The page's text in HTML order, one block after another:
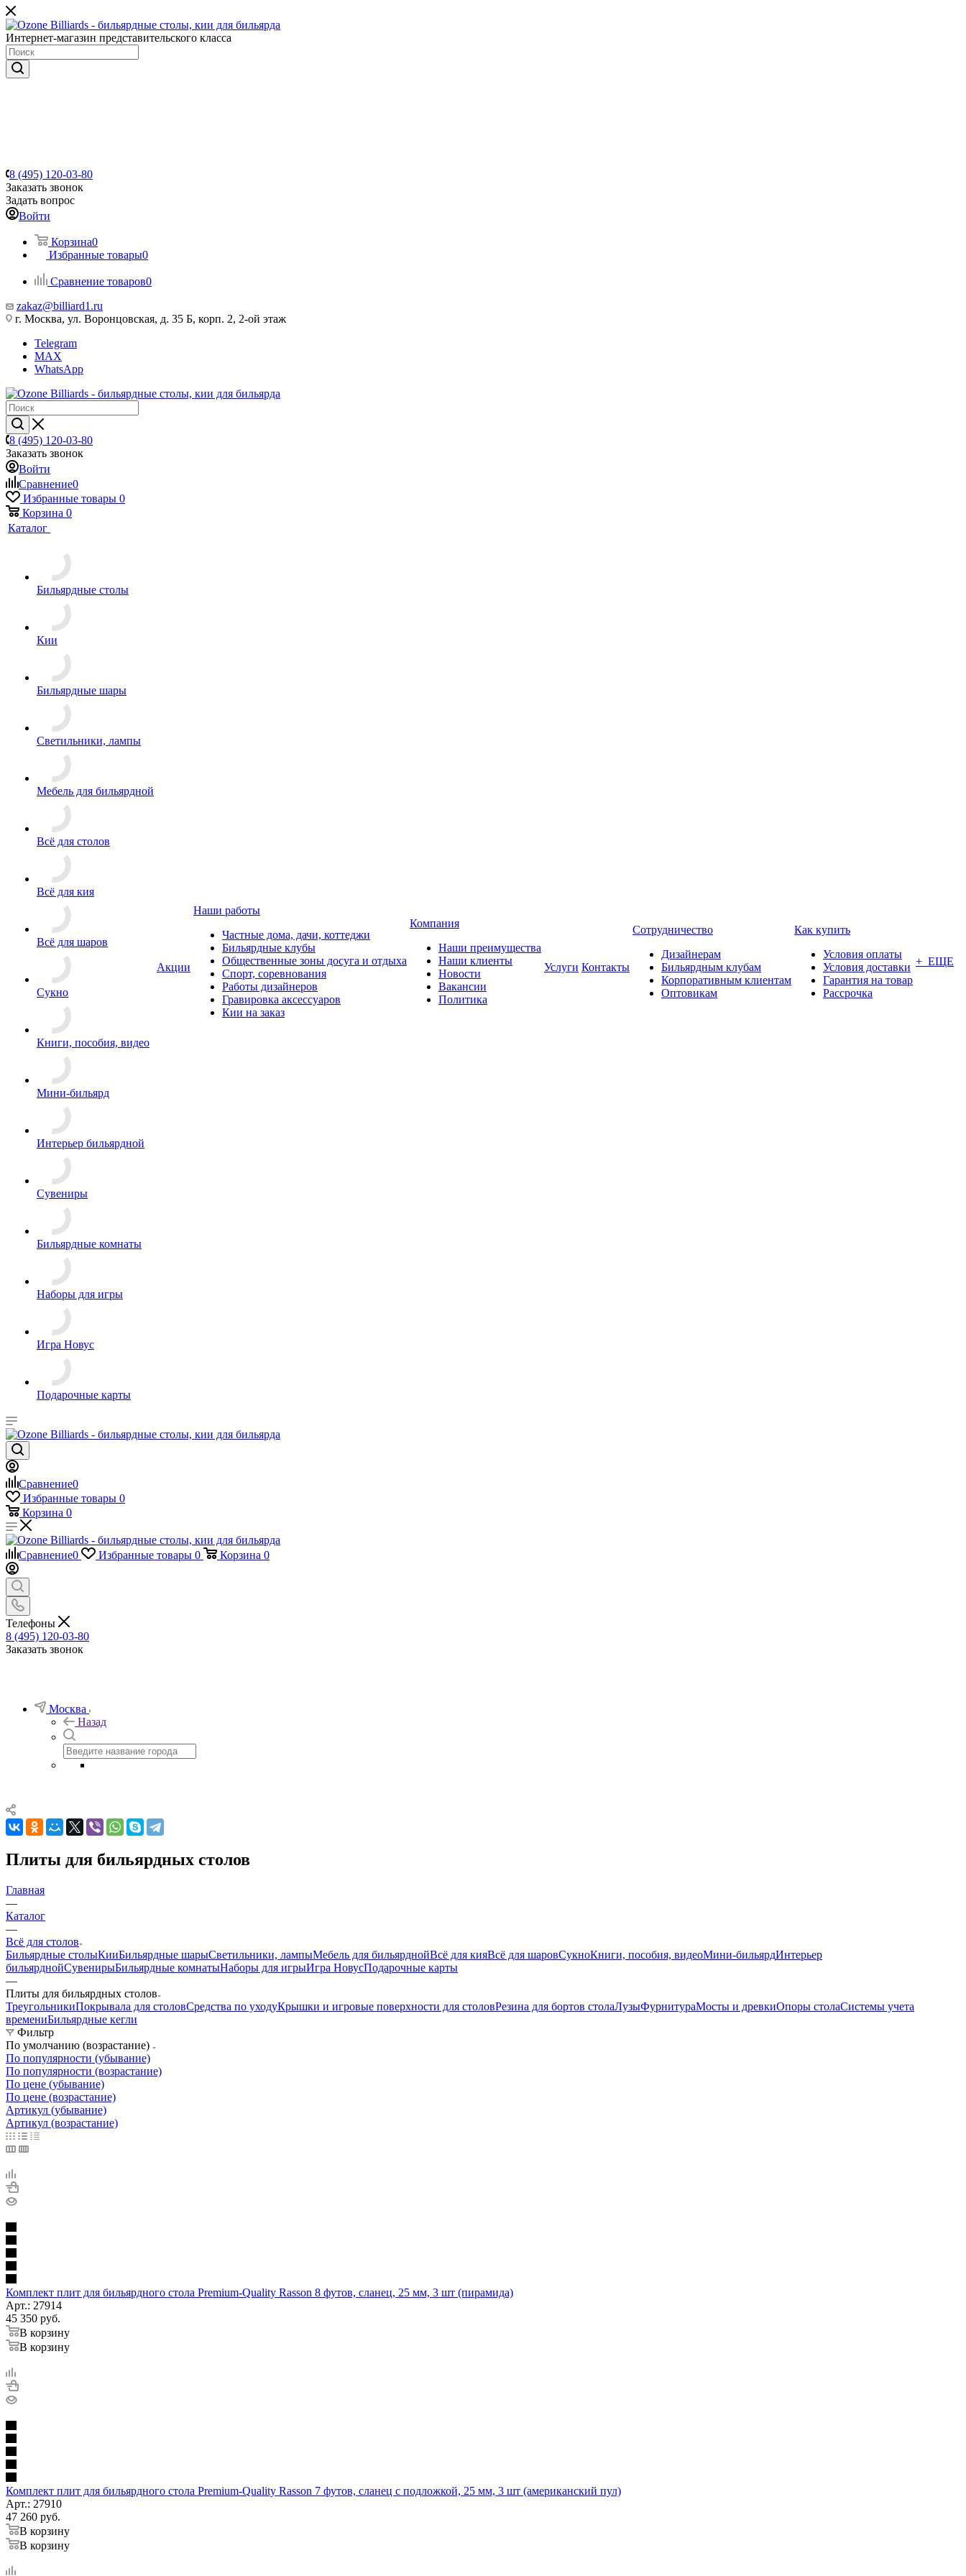
Интернет-магазин представительского класса
8 (495) 120-03-80
Заказать звонок
Задать вопрос
Войти
Корзина0
Избранные товары0
Сравнение товаров0
zakaz@billiard1.ru
г. Москва, ул. Воронцовская, д. 35 Б, корп. 2, 2-ой этаж
Telegram
MAX
WhatsApp
8 (495) 120-03-80
Заказать звонок
Войти
Сравнение0
Избранные товары 0
Корзина 0
Каталог
Бильярдные столы
Кии
Бильярдные шары
Светильники, лампы
Мебель для бильярдной
Всё для столов
Всё для кия
Всё для шаров
Сукно
Книги, пособия, видео
Мини-бильярд
Интерьер бильярдной
Сувениры
Бильярдные комнаты
Наборы для игры
Игра Новус
Подарочные карты
Акции
Наши работы
Частные дома, дачи, коттеджи
Бильярдные клубы
Общественные зоны досуга и отдыха
Спорт, соревнования
Работы дизайнеров
Гравировка аксессуаров
Кии на заказ
Компания
Наши преимущества
Наши клиенты
Новости
Вакансии
Политика
Услуги Контакты
Сотрудничество
Дизайнерам
Бильярдным клубам
Корпоративным клиентам
Оптовикам
Как купить
Условия оплаты
Условия доставки
Гарантия на товар
Рассрочка
+ ЕЩЕ
Сравнение0
Избранные товары 0
Корзина 0
Сравнение0 Избранные товары 0 Корзина 0
Телефоны
8 (495) 120-03-80
Заказать звонок
Москва
Назад
Плиты для бильярдных столов
Главная
—
Каталог
—
Всё для столов
Бильярдные столыКииБильярдные шарыСветильники, лампыМебель для бильярднойВсё для кияВсё для шаровСукноКниги, пособия, видеоМини-бильярдИнтерьер
бильярднойСувенирыБильярдные комнатыНаборы для игрыИгра НовусПодарочные карты
—
Плиты для бильярдных столов
ТреугольникиПокрывала для столовСредства по уходуКрышки и игровые поверхности для столовРезина для бортов столаЛузыФурнитураМосты и древкиОпоры столаСистемы учета
времениБильярдные кегли
Фильтр
По умолчанию (возрастание)
По популярности (убывание)
По популярности (возрастание)
По цене (убывание)
По цене (возрастание)
Артикул (убывание)
Артикул (возрастание)
Комплект плит для бильярдного стола Premium-Quality Rasson 8 футов, сланец, 25 мм, 3 шт (пирамида)
Арт.: 27914
45 350 руб.
В корзину
В корзину
Комплект плит для бильярдного стола Premium-Quality Rasson 7 футов, сланец с подложкой, 25 мм, 3 шт (американский пул)
Арт.: 27910
47 260 руб.
В корзину
В корзину